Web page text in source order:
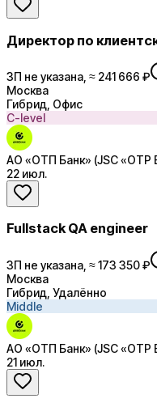
Директор по
ЗП не указана, ≈ 241 666 ₽
Москва
Гибрид, Офис
C-level
АО «ОТП Банк» (JSC «OTP
22 июл.
Fullstack QA engineer
ЗП не указана, ≈ 173 350 ₽
Москва
Гибрид, Удалённо
Middle
АО «ОТП Банк» (JSC «OTP
21 июл.